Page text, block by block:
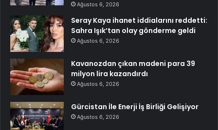
Ağustos 6, 2026
Seray Kaya ihanet iddialarını reddetti:
Sahra Işık’tan olay gönderme geldi
Ağustos 6, 2026
Kavanozdan çıkan madeni para 39
milyon lira kazandırdı
Ağustos 6, 2026
Gürcistan İle Enerji İş Birliği Gelişiyor
Ağustos 6, 2026